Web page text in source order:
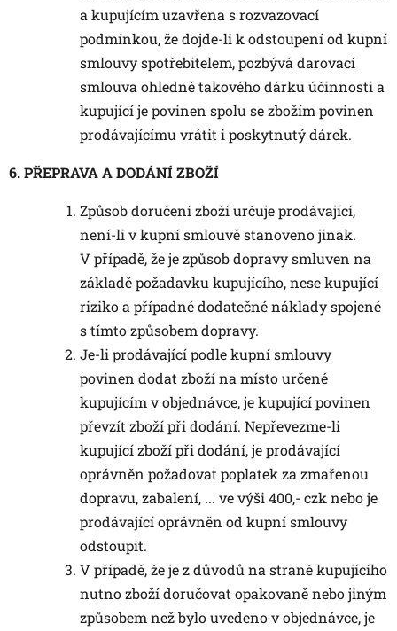
a kupujícím uzavřena s rozvazovací
podmínkou, že dojde-li k odstoupení od kupní
smlouvy spotřebitelem, pozbývá darovací
smlouva ohledně takového dárku účinnosti a
kupující je povinen spolu se zbožím povinen
prodávajícímu vrátit i poskytnutý dárek.
6. PŘEPRAVA A DODÁNÍ ZBOŽÍ
Způsob doručení zboží určuje prodávající,
není-li v kupní smlouvě stanoveno jinak.
V případě, že je způsob dopravy smluven na
základě požadavku kupujícího, nese kupující
riziko a případné dodatečné náklady spojené
s tímto způsobem dopravy.
Je-li prodávající podle kupní smlouvy
povinen dodat zboží na místo určené
kupujícím v objednávce, je kupující povinen
převzít zboží při dodání. Nepřevezme-li
kupující zboží při dodání, je prodávající
oprávněn požadovat poplatek za zmařenou
dopravu, zabalení, ... ve výši 400,- czk nebo je
prodávající oprávněn od kupní smlouvy
odstoupit.
V případě, že je z důvodů na straně kupujícího
nutno zboží doručovat opakovaně nebo jiným
způsobem než bylo uvedeno v objednávce, je